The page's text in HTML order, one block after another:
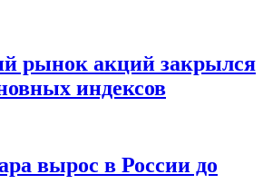
рынок акций закрылся
индексов
вырос в России до